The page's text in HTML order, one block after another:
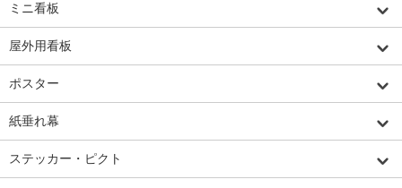
ミニ看板
屋外用看板
ポスター
紙垂れ幕
ステッカー・ピクト